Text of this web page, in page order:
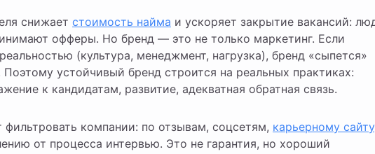
снижает стоимость найма и ускоряет закрытие вакансий:
офферы. Но бренд — это не только маркетинг. Если
(культура, менеджмент, нагрузка), бренд «сыпется»
Поэтому устойчивый бренд строится на реальных практиках:
к кандидатам, развитие, адекватная обратная связь.
фильтровать компании: по отзывам, соцсетям, карьерному сайту
от процесса интервью. Это не гарантия, но хороший